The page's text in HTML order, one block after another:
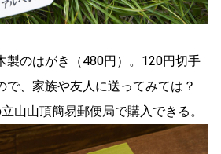
製のはがき（480円）。120円切手
で、家族や友人に送ってみては？
山山頂簡易郵便局で購入できる。